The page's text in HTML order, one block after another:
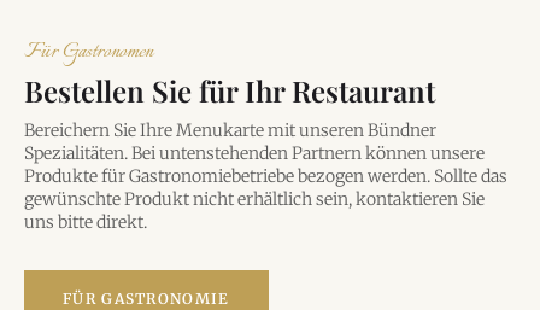
Für Gastronomen
Bestellen Sie für Ihr Restaurant
Bereichern Sie Ihre Menukarte mit unseren Bündner
Spezialitäten. Bei untenstehenden Partnern können unsere
Produkte für Gastronomiebetriebe bezogen werden. Sollte das
gewünschte Produkt nicht erhältlich sein, kontaktieren Sie
uns bitte direkt.
FÜR GASTRONOMIE